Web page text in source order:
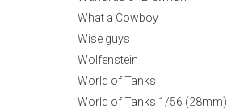
What a Cowboy
Wise guys
Wolfenstein
World of Tanks
World of Tanks 1/56 (28mm)